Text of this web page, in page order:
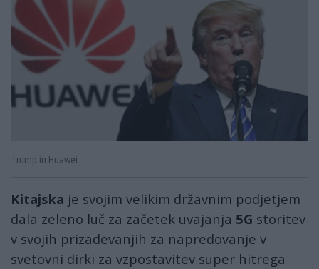
Trump in Huawei
Kitajska je svojim velikim državnim podjetjem
dala zeleno luč za začetek uvajanja 5G storitev
v svojih prizadevanjih za napredovanje v
svetovni dirki za vzpostavitev super hitrega